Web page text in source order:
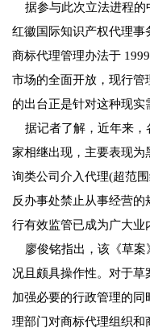
据参与此次立法进程的
红徽国际知识产权代理事
商标代理管理办法于
市场的全面开放，现行管
的出台正是针对这种现实
据记者了解，近年来，
家相继出现，主要表现为
询类公司介入代理(超范
反办事处禁止从事经营
行有效监管已成为广大业
廖俊铭指出，该《草案
况且颇具操作性。对于草
加强必要的行政管理的
理部门对商标代理组织